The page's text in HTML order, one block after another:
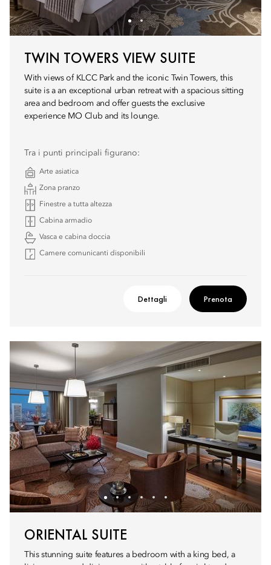
TWIN TOWERS VIEW SUITE
With views of KLCC Park and the iconic Twin Towers, this
suite is a an exceptional urban retreat with a spacious sitting
area and bedroom and offer guests the exclusive
experience MO Club and its lounge.
Tra i punti principali figurano:
Arte asiatica
Zona pranzo
Finestre a tutta altezza
Cabina armadio
Vasca e cabina doccia
Camere comunicanti disponibili
Dettagli Prenota
ORIENTAL SUITE
This stunning suite features a bedroom with a king bed, a